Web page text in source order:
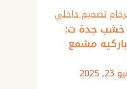
تصميم داخلي
خشب جدة ت:
0501986384 باركيه مشمع
2025